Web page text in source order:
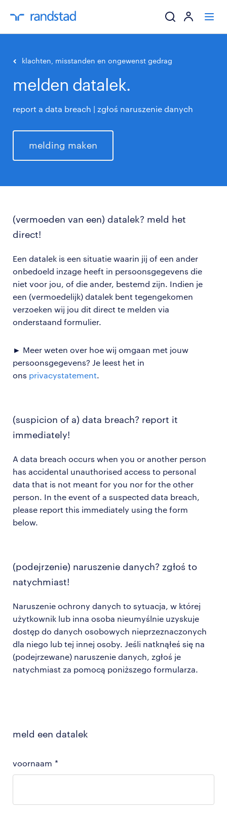
ik zoek een
mijn carrière
klachten, misstanden en ongewenst gedrag
melden datalek.
report a data breach | zgłoś naruszenie danych
melding maken
(vermoeden van een) datalek? meld het
direct!
Een datalek is een situatie waarin jij of een ander
onbedoeld inzage heeft in persoonsgegevens die
niet voor jou, of die ander, bestemd zijn. Indien je
een (vermoedelijk) datalek bent tegengekomen
verzoeken wij jou dit direct te melden via
onderstaand formulier.
► Meer weten over hoe wij omgaan met jouw
persoonsgegevens? Je leest het in
ons privacystatement.
(suspicion of a) data breach? report it
immediately!
A data breach occurs when you or another person
has accidental unauthorised access to personal
data that is not meant for you nor for the other
person. In the event of a suspected data breach,
please report this immediately using the form
below.
(podejrzenie) naruszenie danych? zgłoś to
natychmiast!
Naruszenie ochrony danych to sytuacja, w której
użytkownik lub inna osoba nieumyślnie uzyskuje
dostęp do danych osobowych nieprzeznaczonych
dla niego lub tej innej osoby. Jeśli natknąłeś się na
(podejrzewane) naruszenie danych, zgłoś je
natychmiast za pomocą poniższego formularza.
meld een datalek
voornaam *